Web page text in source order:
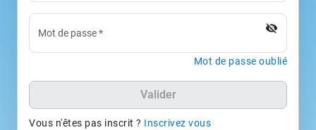
Mot de passe* visibility_off
Mot de passe oublié
Valider
Vous n'êtes pas inscrit ? Inscrivez vous